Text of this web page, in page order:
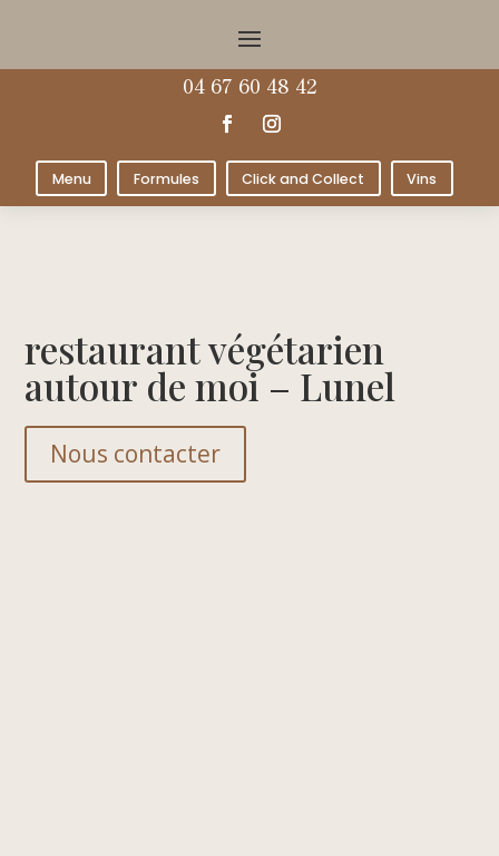
04 67 60 48 42
Menu Formules Click and Collect Vins
restaurant végétarien
autour de moi – Lunel
Nous contacter